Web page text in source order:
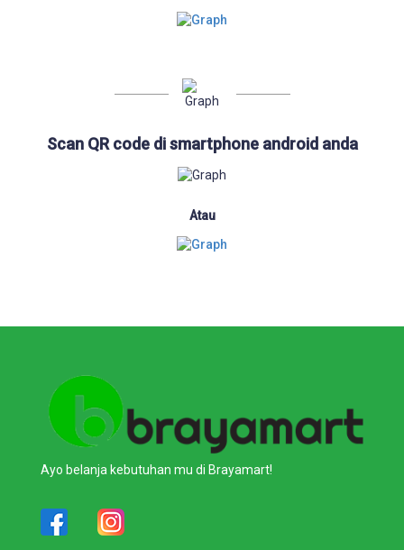
Scan QR code di smartphone android anda
Atau
Ayo belanja kebutuhan mu di Brayamart!